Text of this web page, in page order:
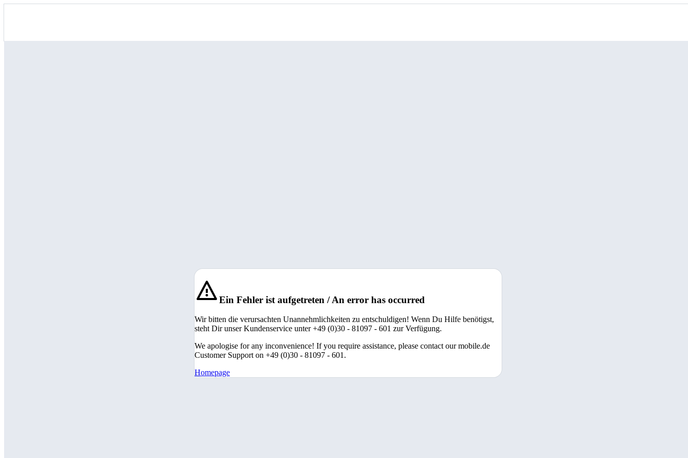
Ein Fehler ist aufgetreten / An error has occurred
Wir bitten die verursachten Unannehmlichkeiten zu entschuldigen! Wenn Du Hilfe benötigst,
steht Dir unser Kundenservice unter +49 (0)30 - 81097 - 601 zur Verfügung.
We apologise for any inconvenience! If you require assistance, please contact our mobile.de
Customer Support on +49 (0)30 - 81097 - 601.
Homepage